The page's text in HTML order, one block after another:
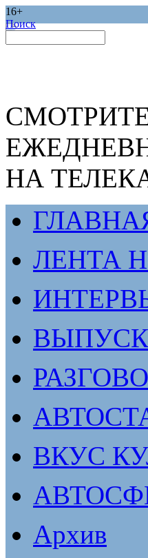
16+
Поиск
НА
ЛЕНТА
ВКУС
Архив